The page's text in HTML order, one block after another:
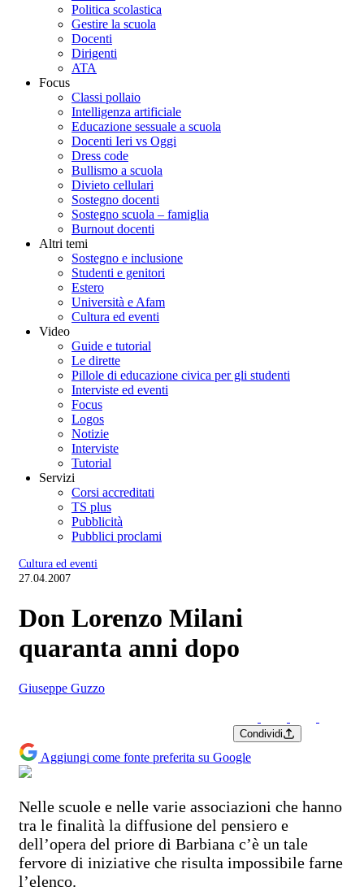
Politica scolastica
Gestire la scuola
Docenti
Dirigenti
ATA
Focus
Classi pollaio
Intelligenza artificiale
Educazione sessuale a scuola
Docenti Ieri vs Oggi
Dress code
Bullismo a scuola
Divieto cellulari
Sostegno docenti
Sostegno scuola – famiglia
Burnout docenti
Altri temi
Sostegno e inclusione
Studenti e genitori
Estero
Università e Afam
Cultura ed eventi
Video
Guide e tutorial
Le dirette
Pillole di educazione civica per gli studenti
Interviste ed eventi
Focus
Logos
Notizie
Interviste
Tutorial
Servizi
Corsi accreditati
TS plus
Pubblicità
Pubblici proclami
Cultura ed eventi
27.04.2007
Don Lorenzo Milani
quaranta anni dopo
Giuseppe Guzzo
Condividi
Aggiungi come fonte preferita su Google
Nelle scuole e nelle varie associazioni che hanno
tra le finalità la diffusione del pensiero e
dell’opera del priore di Barbiana c’è un tale
fervore di iniziative che risulta impossibile farne
l’elenco.